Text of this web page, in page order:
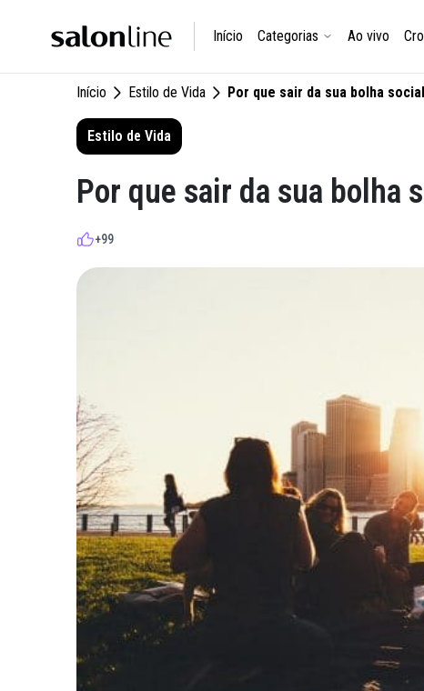
Início Categorias Ao vivo
Início Estilo de Vida Por que sair da sua bolha
Estilo de Vida
Por que sair da sua bolha
+99